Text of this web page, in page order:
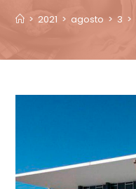
> 2021 > agosto > 3 >